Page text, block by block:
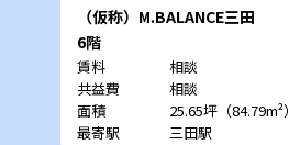
（仮称）M.BALANCE三田
6階
賃料
相談
共益費
相談
面積
25.65坪（84.79m²）
最寄駅
三田駅